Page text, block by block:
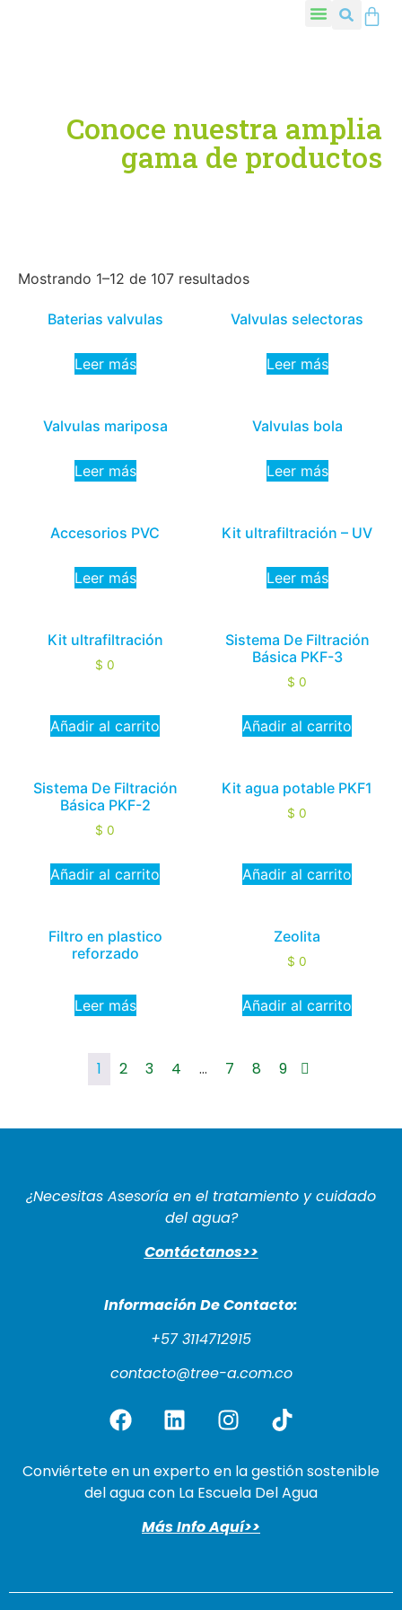
Conoce nuestra amplia
gama de productos
Mostrando 1–12 de 107 resultados
Baterias valvulas
Leer más
Valvulas selectoras
Leer más
Valvulas mariposa
Leer más
Valvulas bola
Leer más
Accesorios PVC
Leer más
Kit ultrafiltración – UV
Leer más
Kit ultrafiltración
$ 0
Añadir al carrito
Sistema De Filtración
Básica PKF-3
$ 0
Añadir al carrito
Sistema De Filtración
Básica PKF-2
$ 0
Añadir al carrito
Kit agua potable PKF1
$ 0
Añadir al carrito
Filtro en plastico
reforzado
Leer más
Zeolita
$ 0
Añadir al carrito
1 2 3 4 … 7 8 9
¿Necesitas Asesoría en el tratamiento y cuidado
del agua?
Contáctanos>>
Información De Contacto:
+57 3114712915
contacto@tree-a.com.co
Conviértete en un experto en la gestión sostenible
del agua con La Escuela Del Agua
Más Info Aquí>>